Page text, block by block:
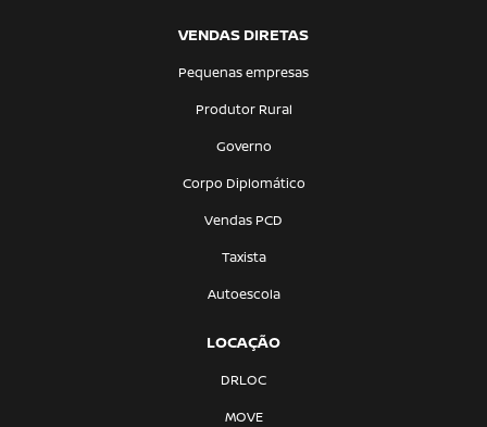
VENDAS DIRETAS
Pequenas empresas
Produtor Rural
Governo
Corpo Diplomático
Vendas PCD
Taxista
Autoescola
LOCAÇÃO
DRLOC
MOVE